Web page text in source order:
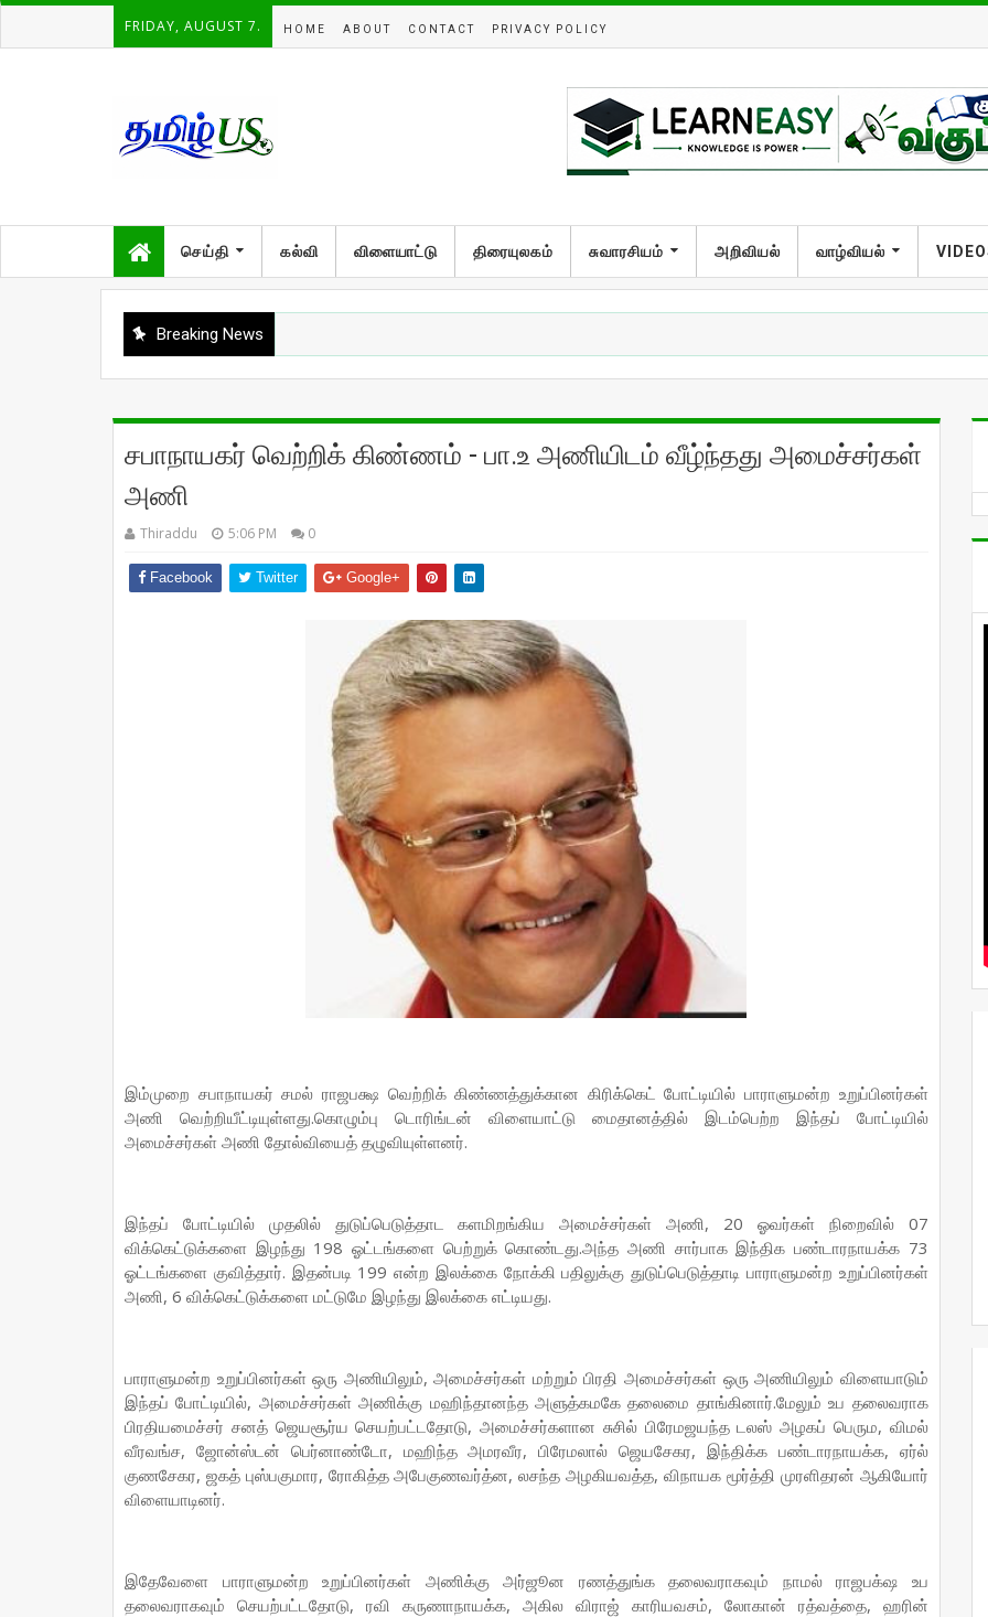
FRIDAY, AUGUST 7. HOME ABOUT CONTACT PRIVACY POLICY
செய்தி கல்வி விளையாட்டு திரையுலகம் சுவாரசியம் அறிவியல் வாழ்வியல்
Breaking News
சபாநாயகர் வெற்றிக் கிண்ணம் - பா.உ அணியிடம் வீழ்ந்தது அமைச்சர்கள்
அணி
Thiraddu 5:06 PM 0
Facebook Twitter Google+
இம்முறை சபாநாயகர் சமல் ராஜபக்ஷ வெற்றிக் கிண்ணத்துக்கான கிரிக்கெட் போட்டியில் பாராளுமன்ற உறுப்பினர்கள்
அணி வெற்றியீட்டியுள்ளது.கொழும்பு டொரிங்டன் விளையாட்டு மைதானத்தில் இடம்பெற்ற இந்தப் போட்டியில்
அமைச்சர்கள் அணி தோல்வியைத் தழுவியுள்ளனர்.
இந்தப் போட்டியில் முதலில் துடுப்பெடுத்தாட களமிறங்கிய அமைச்சர்கள் அணி, 20 ஓவர்கள் நிறைவில் 07
விக்கெட்டுக்களை இழந்து 198 ஓட்டங்களை பெற்றுக் கொண்டது.அந்த அணி சார்பாக இந்திக பண்டாரநாயக்க 73
ஓட்டங்களை குவித்தார். இதன்படி 199 என்ற இலக்கை நோக்கி பதிலுக்கு துடுப்பெடுத்தாடி பாராளுமன்ற உறுப்பினர்கள்
அணி, 6 விக்கெட்டுக்களை மட்டுமே இழந்து இலக்கை எட்டியது.
பாராளுமன்ற உறுப்பினர்கள் ஒரு அணியிலும், அமைச்சர்கள் மற்றும் பிரதி அமைச்சர்கள் ஒரு அணியிலும் விளையாடும்
இந்தப் போட்டியில், அமைச்சர்கள் அணிக்கு மஹிந்தானந்த அளுத்கமகே தலைமை தாங்கினார்.மேலும் உப தலைவராக
பிரதியமைச்சர் சனத் ஜெயசூர்ய செயற்பட்டதோடு, அமைச்சர்களான சுசில் பிரேமஜயந்த டலஸ் அழகப் பெரும, விமல்
வீரவங்ச, ஜோன்ஸ்டன் பெர்னாண்டோ, மஹிந்த அமரவீர, பிரேமலால் ஜெயசேகர, இந்திக்க பண்டாரநாயக்க, ஏர்ல்
குணசேகர, ஜகத் புஸ்பகுமார, ரோகித்த அபேகுணவர்த்ன, லசந்த அழகியவத்த, விநாயக மூர்த்தி முரளிதரன் ஆகியோர்
விளையாடினர்.
இதேவேளை பாராளுமன்ற உறுப்பினர்கள் அணிக்கு அர்ஜூன ரணத்துங்க தலைவராகவும் நாமல் ராஜபக்‌ஷ உப
தலைவராகவும் செயற்பட்டதோடு, ரவி கருணாநாயக்க, அகில விராஜ் காரியவசம், லோகான் ரத்வத்தை, ஹரின்